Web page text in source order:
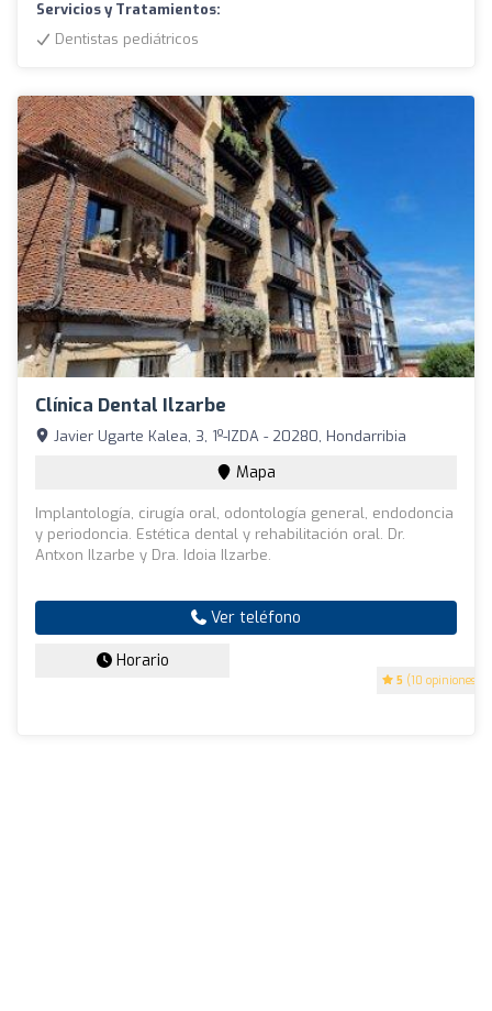
Servicios y Tratamientos:
Dentistas pediátricos
Clínica Dental Ilzarbe
5 (10 opiniones)
Javier Ugarte Kalea, 3, 1º-IZDA - 20280, Hondarribia
Mapa
Implantología, cirugía oral, odontología general, endodoncia
y periodoncia. Estética dental y rehabilitación oral. Dr.
Antxon Ilzarbe y Dra. Idoia Ilzarbe.
Ver teléfono
Horario